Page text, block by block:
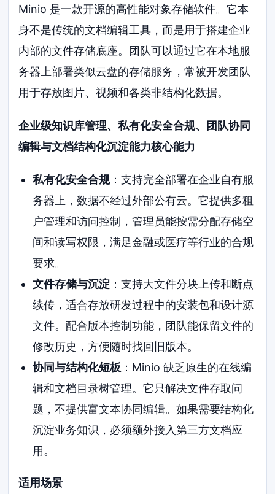
Minio 是一款开源的高性能对象存储软件。它本
身不是传统的文档编辑工具，而是用于搭建企业
内部的文件存储底座。团队可以通过它在本地服
务器上部署类似云盘的存储服务，常被开发团队
用于存放图片、视频和各类非结构化数据。
企业级知识库管理、私有化安全合规、团队协同
编辑与文档结构化沉淀能力核心能力
私有化安全合规：支持完全部署在企业自有服
务器上，数据不经过外部公有云。它提供多租
户管理和访问控制，管理员能按需分配存储空
间和读写权限，满足金融或医疗等行业的合规
要求。
文件存储与沉淀：支持大文件分块上传和断点
续传，适合存放研发过程中的安装包和设计源
文件。配合版本控制功能，团队能保留文件的
修改历史，方便随时找回旧版本。
协同与结构化短板 ：Minio 缺乏原生的在线编
辑和文档目录树管理。它只解决文件存取问
题，不提供富文本协同编辑。如果需要结构化
沉淀业务知识，必须额外接入第三方文档应
用。
适用场景